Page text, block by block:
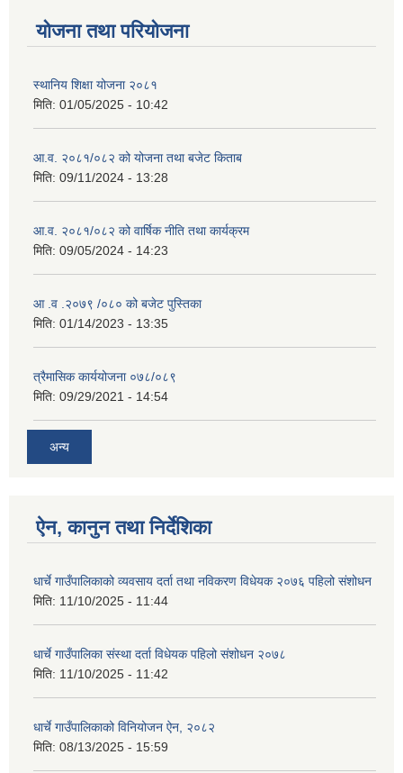
योजना तथा परियोजना
स्थानिय शिक्षा योजना २०८१
मिति: 01/05/2025 - 10:42
आ.व. २०८१/०८२ को योजना तथा बजेट किताब
मिति: 09/11/2024 - 13:28
आ.व. २०८१/०८२ को वार्षिक नीति तथा कार्यक्रम
मिति: 09/05/2024 - 14:23
आ .व .२०७९ /०८० को बजेट पुस्तिका
मिति: 01/14/2023 - 13:35
त्रैमासिक कार्ययोजना ०७८/०८९
मिति: 09/29/2021 - 14:54
अन्य
ऐन, कानुन तथा निर्देशिका
धार्चे गाउँपालिकाको व्यवसाय दर्ता तथा नविकरण विधेयक २०७६ पहिलो संशोधन
मिति: 11/10/2025 - 11:44
धार्चे गाउँपालिका संस्था दर्ता विधेयक पहिलो संशोधन २०७८
मिति: 11/10/2025 - 11:42
धार्चे गाउँपालिकाको विनियोजन ऐन, २०८२
मिति: 08/13/2025 - 15:59